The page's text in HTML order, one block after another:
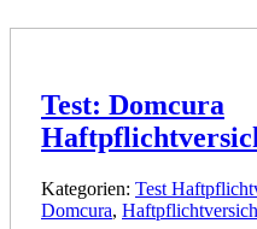
Test: Domcura
Kategorien: Test
Domcura,